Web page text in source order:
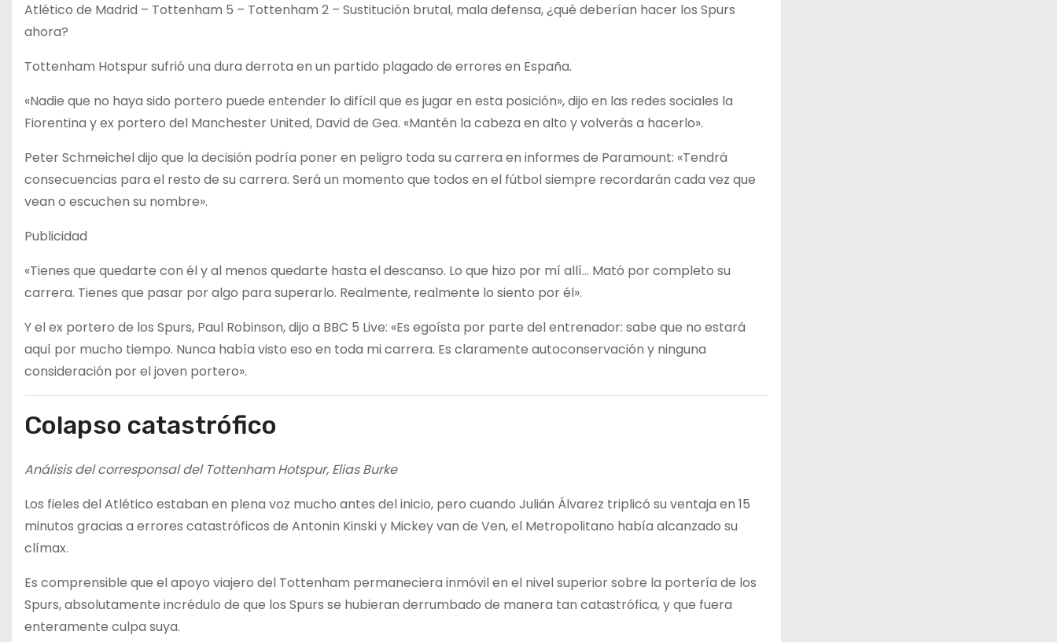
Atlético de Madrid – Tottenham 5 – Tottenham 2 – Sustitución brutal, mala defensa, ¿qué deberían hacer los Spurs
ahora?
Tottenham Hotspur sufrió una dura derrota en un partido plagado de errores en España.
«Nadie que no haya sido portero puede entender lo difícil que es jugar en esta posición», dijo en las redes sociales la
Fiorentina y ex portero del Manchester United, David de Gea. «Mantén la cabeza en alto y volverás a hacerlo».
Peter Schmeichel dijo que la decisión podría poner en peligro toda su carrera en informes de Paramount: «Tendrá
consecuencias para el resto de su carrera. Será un momento que todos en el fútbol siempre recordarán cada vez que
vean o escuchen su nombre».
Publicidad
«Tienes que quedarte con él y al menos quedarte hasta el descanso. Lo que hizo por mí allí… Mató por completo su
carrera. Tienes que pasar por algo para superarlo. Realmente, realmente lo siento por él».
Y el ex portero de los Spurs, Paul Robinson, dijo a BBC 5 Live: «Es egoísta por parte del entrenador: sabe que no estará
aquí por mucho tiempo. Nunca había visto eso en toda mi carrera. Es claramente autoconservación y ninguna
consideración por el joven portero».
Colapso catastrófico
Análisis del corresponsal del Tottenham Hotspur, Elias Burke
Los fieles del Atlético estaban en plena voz mucho antes del inicio, pero cuando Julián Álvarez triplicó su ventaja en 15
minutos gracias a errores catastróficos de Antonin Kinski y Mickey van de Ven, el Metropolitano había alcanzado su
clímax.
Es comprensible que el apoyo viajero del Tottenham permaneciera inmóvil en el nivel superior sobre la portería de los
Spurs, absolutamente incrédulo de que los Spurs se hubieran derrumbado de manera tan catastrófica, y que fuera
enteramente culpa suya.